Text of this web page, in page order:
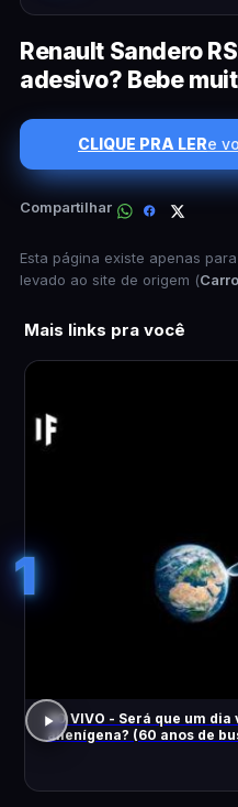
Renault Sandero
adesivo? Bebe
CLIQUE PRA LERe
Compartilhar
Esta página existe apenas
levado ao site de origem (
Mais links pra você
1
AO VIVO - Será que um
alienígena? (60 anos de